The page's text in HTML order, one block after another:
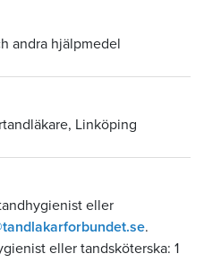
andra hjälpmedel
Linköping
eller
.
eller tandsköterska: 1